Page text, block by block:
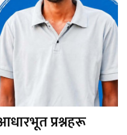
प्रश्नहरू